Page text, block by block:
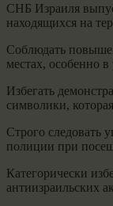
СНБ Израиля
находящихся на
Соблюдать
местах, особенно
Избегать
символики,
Строго следовать
полиции при
Категорически
антиизраильских